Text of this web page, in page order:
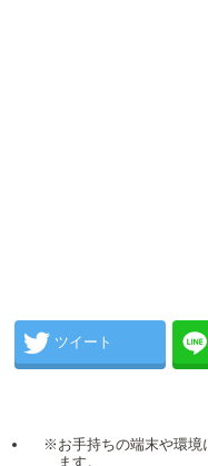
ツイート
※お手持ちの端末や環境
ます。